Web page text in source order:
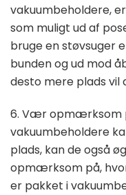
vakuumbeholdere,
som muligt ud af
bruge en støvsuger
bunden og ud mod
desto mere plads vil
6. Vær opmærksom
vakuumbeholdere
plads, kan de også
opmærksom på,
er pakket i